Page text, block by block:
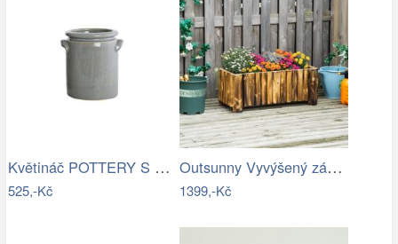
Květináč POTTERY S House Doctor -…
525,-Kč
Outsunny Vyvýšený záhon z jedlového…
1399,-Kč